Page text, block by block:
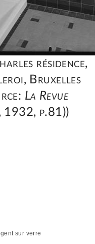
résidence,
Bruxelles
La Revue
1932, p.81))
sur verre